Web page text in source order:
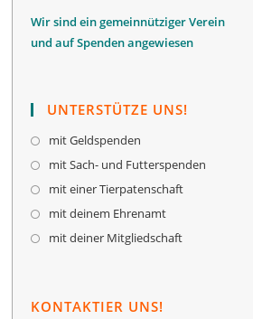
Wir sind ein gemeinnütziger Verein
und auf Spenden angewiesen
UNTERSTÜTZE UNS!
mit Geldspenden
mit Sach- und Futterspenden
mit einer Tierpatenschaft
mit deinem Ehrenamt
mit deiner Mitgliedschaft
KONTAKTIER UNS!